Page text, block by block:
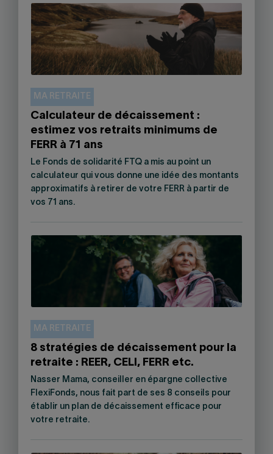
MA RETRAITE
Calculateur de décaissement :
estimez vos retraits minimums de
FERR à 71 ans
Le Fonds de solidarité FTQ a mis au point un
calculateur qui vous donne une idée des montants
approximatifs à retirer de votre FERR à partir de
vos 71 ans.
MA RETRAITE
8 stratégies de décaissement pour la
retraite : REER, CELI, FERR etc.
Nasser Mama, conseiller en épargne collective
FlexiFonds, nous fait part de ses 8 conseils pour
établir un plan de décaissement efficace pour
votre retraite.